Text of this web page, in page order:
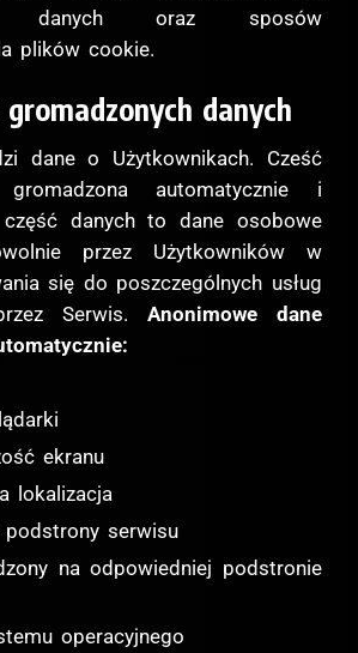
danych oraz sposów
plików cookie.
danych
dane o Użytkownikach. Cześć
automatycznie i
danych to dane osobowe
przez Użytkowników w
się do poszczególnych usług
Serwis. Anonimowe dane
ekranu
lokalizacja
podstrony serwisu
na odpowiedniej podstronie
operacyjnego